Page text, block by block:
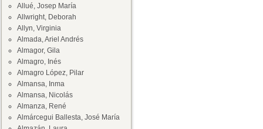
Allué, Josep María
Allwright, Deborah
Allyn, Virginia
Almada, Ariel Andrés
Almagor, Gila
Almagro, Inés
Almagro López, Pilar
Almansa, Inma
Almansa, Nicolás
Almanza, René
Almárcegui Ballesta, José María